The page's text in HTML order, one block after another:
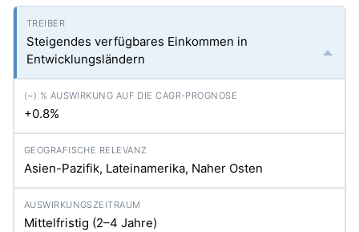
Steigendes verfügbares Einkommen in
Entwicklungsländern
+0.8%
Asien-Pazifik, Lateinamerika, Naher Osten
Mittelfristig (2–4 Jahre)